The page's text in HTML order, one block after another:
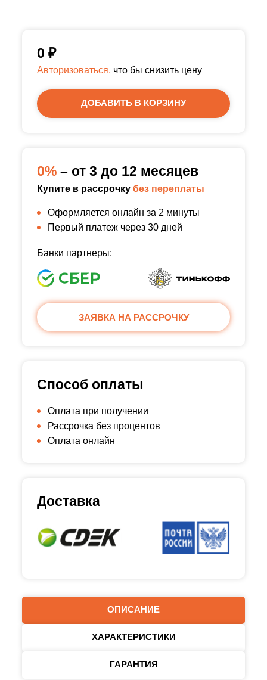
ОПИСАНИЕ
ХАРАКТЕРИСТИКИ
ГАРАНТИЯ
0 ₽
Авторизоваться, что бы снизить цену
ДОБАВИТЬ В КОРЗИНУ
0% – от 3 до 12 месяцев
Купите в рассрочку без переплаты
Оформляется онлайн за 2 минуты
Первый платеж через 30 дней
Банки партнеры:
ЗАЯВКА НА РАССРОЧКУ
Способ оплаты
Оплата при получении
Рассрочка без процентов
Оплата онлайн
Доставка